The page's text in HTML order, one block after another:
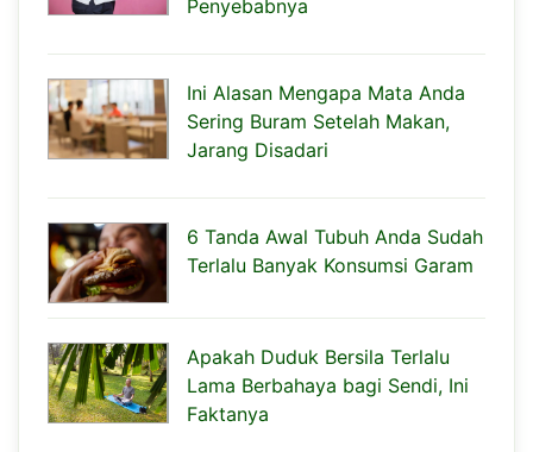
Penyebabnya
Ini Alasan Mengapa Mata Anda
Sering Buram Setelah Makan,
Jarang Disadari
6 Tanda Awal Tubuh Anda Sudah
Terlalu Banyak Konsumsi Garam
Apakah Duduk Bersila Terlalu
Lama Berbahaya bagi Sendi, Ini
Faktanya